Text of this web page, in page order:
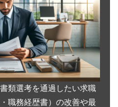
類選考を通過したい求職
職務経歴書）の改善や最